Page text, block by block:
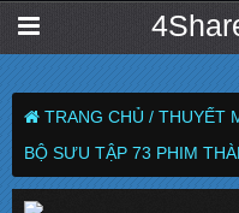
TRANG CHỦ / THUYẾT
BỘ SƯU TẬP 73 PHIM